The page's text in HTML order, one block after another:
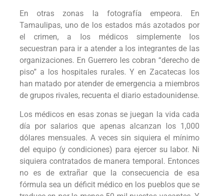
En otras zonas la fotografía empeora. En
Tamaulipas, uno de los estados más azotados por
el crimen, a los médicos simplemente los
secuestran para ir a atender a los integrantes de las
organizaciones. En Guerrero les cobran “derecho de
piso” a los hospitales rurales. Y en Zacatecas los
han matado por atender de emergencia a miembros
de grupos rivales, recuenta el diario estadounidense.
Los médicos en esas zonas se juegan la vida cada
día por salarios que apenas alcanzan los 1,000
dólares mensuales. A veces sin siquiera el mínimo
del equipo (y condiciones) para ejercer su labor. Ni
siquiera contratados de manera temporal. Entonces
no es de extrañar que la consecuencia de esa
fórmula sea un déficit médico en los pueblos que se